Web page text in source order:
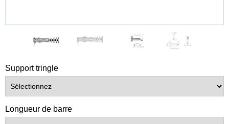
Support tringle
Longueur de barre